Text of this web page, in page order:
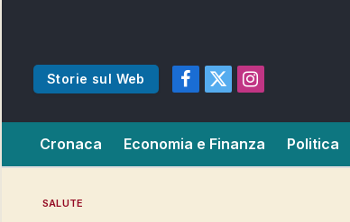
Storie sul Web
Facebook
X
Instagram
Cronaca Economia e Finanza Politica
SALUTE